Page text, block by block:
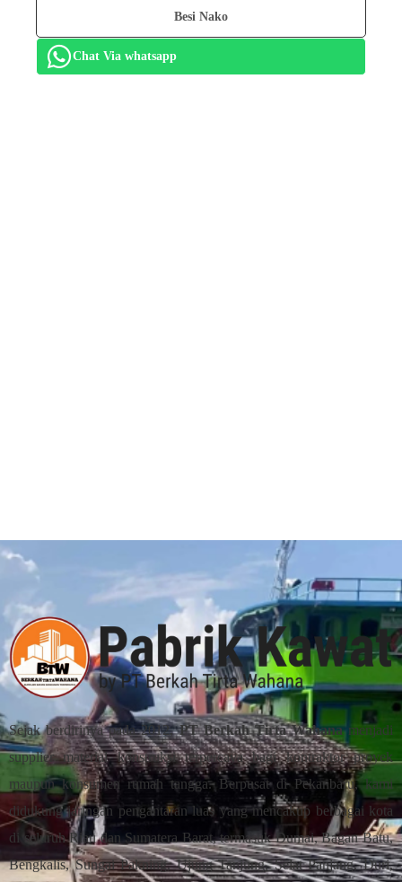
Besi Nako
Chat Via whatsapp
Sejak berdirinya pada 2012,PT Berkah Tirta Wahanamenjadi
supplier material konstruksi terpercaya bagi kontraktor proyek
maupun konsumen rumah tangga. Berpusat di Pekanbaru, kami
didukung jaringan pengantaran luas yang mencakup berbagai kota
di seluruh Riau dan Sumatera Barat, termasuk Dumai, Bagan Batu,
Bengkalis, Sungai Pakning, Ujung Tanjung, Selat Panjang, Duri,